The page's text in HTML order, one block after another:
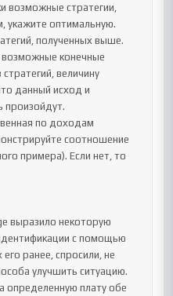
возможные стратегии,
укажите оптимальную.
полученных выше.
конечные
величину
данный исход и
произойдут.
по доходам
соотношение
примера). Если нет, то
выразило некоторую
с помощью
ранее, спросили, не
улучшить ситуацию.
определенную плату обе